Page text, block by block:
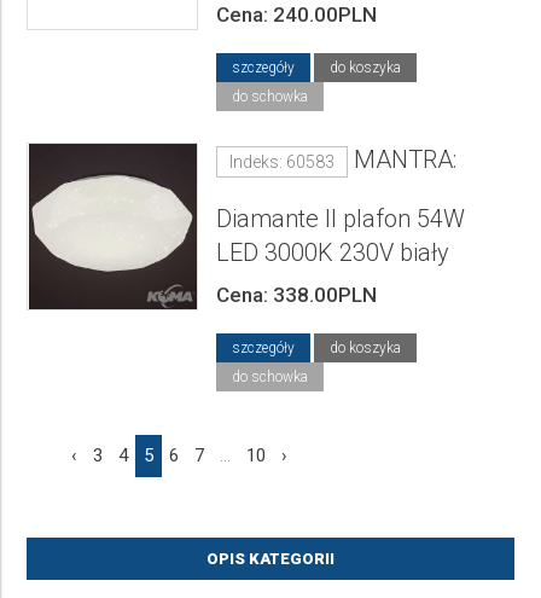
Cena: 240.00PLN
szczegóły
do koszyka
do schowka
Indeks: 60583 MANTRA:
Diamante II plafon 54W
LED 3000K 230V biały
Cena: 338.00PLN
szczegóły
do koszyka
do schowka
‹ 3 4 5 6 7 ... 10 ›
OPIS KATEGORII